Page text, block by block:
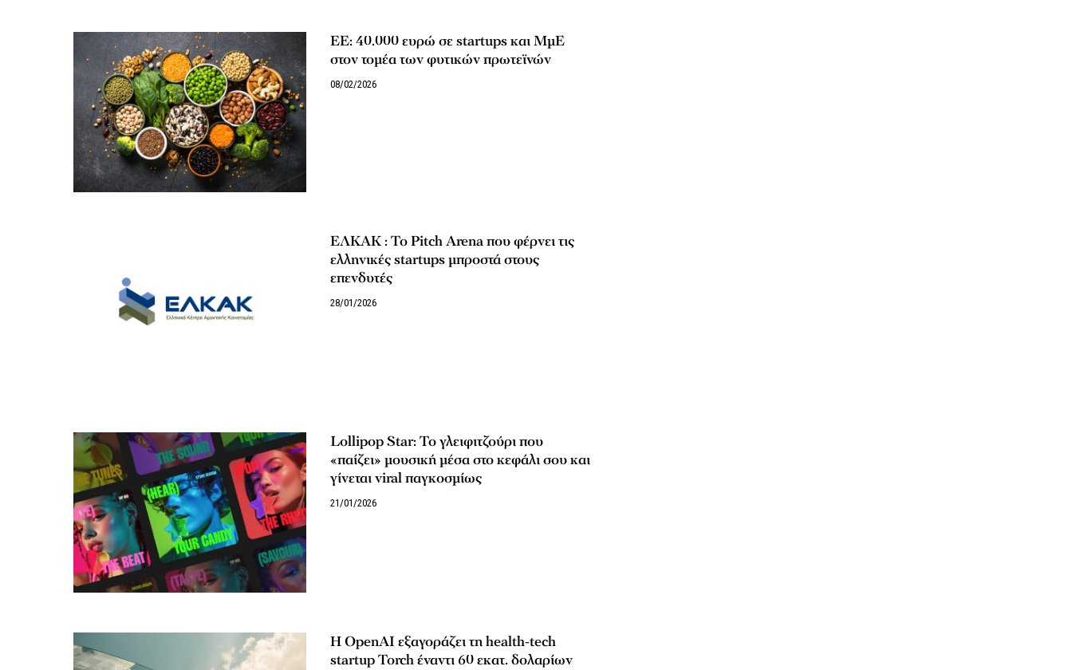
EE: 40.000 ευρώ σε startups και ΜμΕ
στον τομέα των φυτικών πρωτεϊνών
08/02/2026
ΕΛΚΑΚ : Το Pitch Arena που φέρνει τις
ελληνικές startups μπροστά στους
επενδυτές
28/01/2026
Lollipop Star: Το γλειφιτζούρι που
«παίζει» μουσική μέσα στο κεφάλι σου και
γίνεται viral παγκοσμίως
21/01/2026
Η OpenAI εξαγοράζει τη health-tech
startup Torch έναντι 60 εκατ. δολαρίων